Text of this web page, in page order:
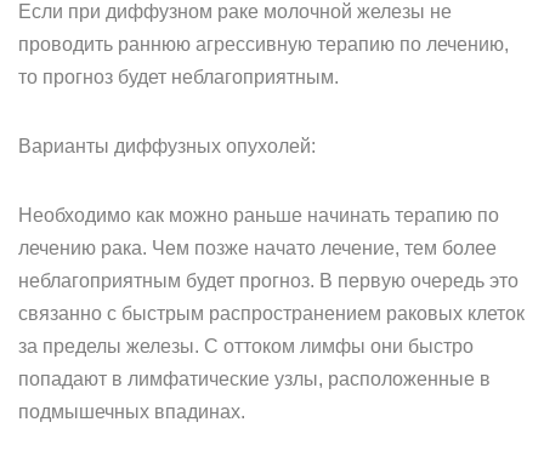
Если при диффузном раке молочной железы не
проводить раннюю агрессивную терапию по лечению,
то прогноз будет неблагоприятным.
Варианты диффузных опухолей:
Необходимо как можно раньше начинать терапию по
лечению рака. Чем позже начато лечение, тем более
неблагоприятным будет прогноз. В первую очередь это
связанно с быстрым распространением раковых клеток
за пределы железы. С оттоком лимфы они быстро
попадают в лимфатические узлы, расположенные в
подмышечных впадинах.